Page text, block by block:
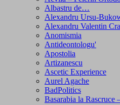
Albastru de…
Alexandru Ursu-
Alexandru Valentin
Anomismia
Antideontologu'
Apostolia
Artizanescu
Ascetic Experience
Aurel Agache
BadPolitics
Basarabia la Rascruce